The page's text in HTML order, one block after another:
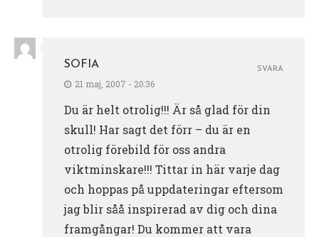
SOFIA
21 maj, 2007 - 20:36
Du är helt otrolig!!! Är så glad för din
skull! Har sagt det förr – du är en
otrolig förebild för oss andra
viktminskare!!! Tittar in här varje dag
och hoppas på uppdateringar eftersom
jag blir såå inspirerad av dig och dina
framgångar! Du kommer att vara
SVARA